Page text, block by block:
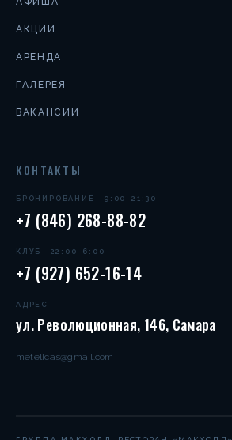
АКЦИИ
АРЕНДА
ГАЛЕРЕЯ
ВАКАНСИИ
КОНТАКТЫ
БРОНИРОВАНИЕ · 9:00–21:30
+7 (846) 268-88-82
КЛУБ · 22:00–6:00
+7 (927) 652-16-14
АДРЕС
ул. Революционная, 146, Самара
metelicas@gmail.com